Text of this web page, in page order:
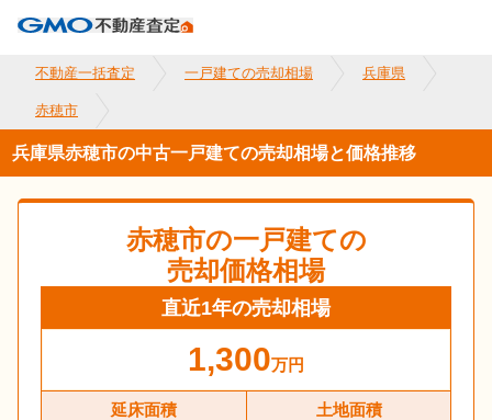
不動産一括査定 一戸建ての売却相場 兵庫県
赤穂市
兵庫県赤穂市の中古一戸建ての売却相場と価格推移
赤穂市の一戸建ての
売却価格相場
直近1年の売却相場
1,300万円
延床面積 土地面積